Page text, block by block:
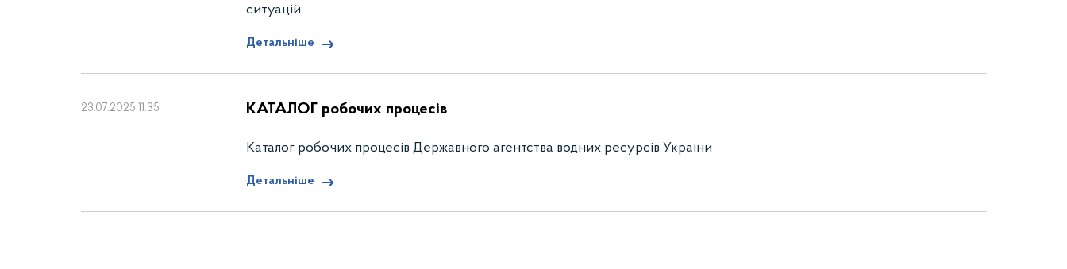
ситуацій
Детальніше
23.07.2025 11:35 КАТАЛОГ робочих процесів
Каталог робочих процесів Державного агентства водних ресурсів України
Детальніше